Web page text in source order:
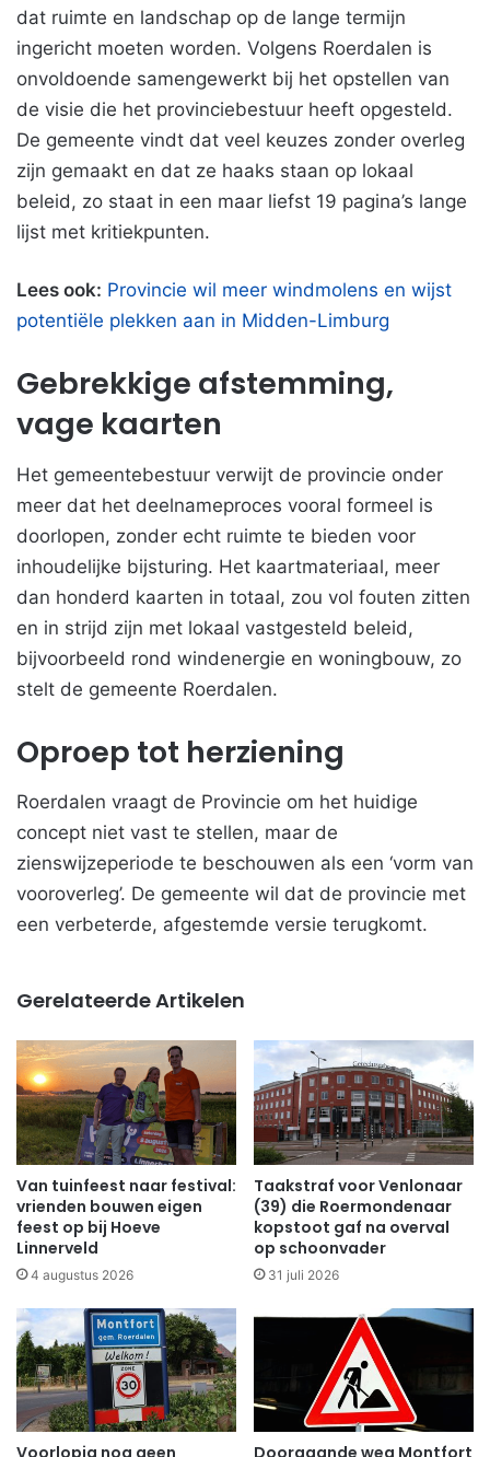
dat ruimte en landschap op de lange termijn
ingericht moeten worden. Volgens Roerdalen is
onvoldoende samengewerkt bij het opstellen van
de visie die het provinciebestuur heeft opgesteld.
De gemeente vindt dat veel keuzes zonder overleg
zijn gemaakt en dat ze haaks staan op lokaal
beleid, zo staat in een maar liefst 19 pagina’s lange
lijst met kritiekpunten.
Lees ook: Provincie wil meer windmolens en wijst
potentiële plekken aan in Midden-Limburg
Gebrekkige afstemming,
vage kaarten
Het gemeentebestuur verwijt de provincie onder
meer dat het deelnameproces vooral formeel is
doorlopen, zonder echt ruimte te bieden voor
inhoudelijke bijsturing. Het kaartmateriaal, meer
dan honderd kaarten in totaal, zou vol fouten zitten
en in strijd zijn met lokaal vastgesteld beleid,
bijvoorbeeld rond windenergie en woningbouw, zo
stelt de gemeente Roerdalen.
Oproep tot herziening
Roerdalen vraagt de Provincie om het huidige
concept niet vast te stellen, maar de
zienswijzeperiode te beschouwen als een ‘vorm van
vooroverleg’. De gemeente wil dat de provincie met
een verbeterde, afgestemde versie terugkomt.
Gerelateerde Artikelen
Van tuinfeest naar festival:
vrienden bouwen eigen
feest op bij Hoeve
Linnerveld
4 augustus 2026
Taakstraf voor Venlonaar
(39) die Roermondenaar
kopstoot gaf na overval
op schoonvader
31 juli 2026